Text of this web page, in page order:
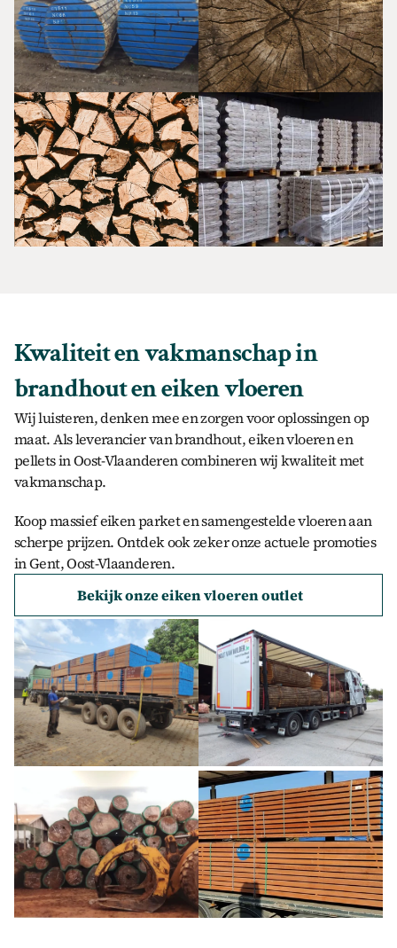
Kwaliteit en vakmanschap in
brandhout en eiken vloeren
Wij luisteren, denken mee en zorgen voor oplossingen op
maat. Als leverancier van brandhout, eiken vloeren en
pellets in Oost-Vlaanderen combineren wij kwaliteit met
vakmanschap.
Koop massief eiken parket en samengestelde vloeren aan
scherpe prijzen. Ontdek ook zeker onze actuele promoties
in Gent, Oost-Vlaanderen.
Bekijk onze eiken vloeren outlet